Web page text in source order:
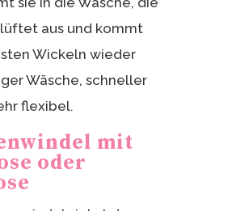
aus und kommt
Wickeln wieder
Wäsche, schneller
flexibel.
mit
oder